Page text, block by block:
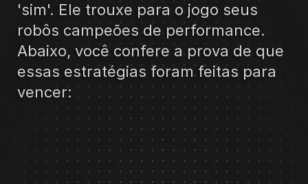
'sim'. Ele trouxe para o jogo seus
robôs campeões de performance.
Abaixo, você confere a prova de que
essas estratégias foram feitas para
vencer: